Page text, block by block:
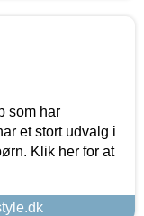
som har
et stort udvalg i
Klik her for at